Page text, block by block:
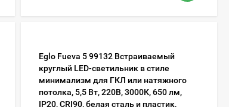
Eglo Fueva 5 99132 Встраиваемый
круглый LED-светильник в стиле
минимализм для ГКЛ или натяжного
потолка, 5,5 Вт, 220В, 3000К, 650 лм,
IP20, CRI90, белая сталь и пластик,